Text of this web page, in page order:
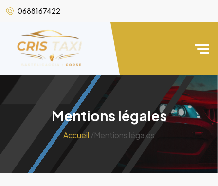
0688167422
Mentions légales
Accueil /Mentions légales